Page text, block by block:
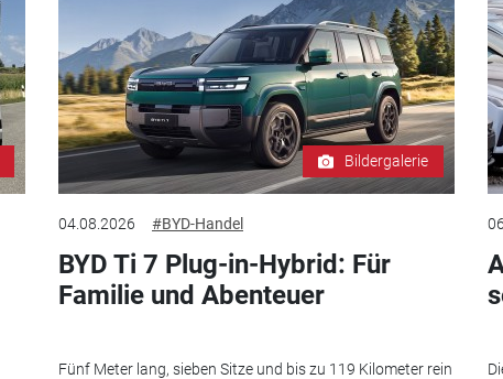
Bildergalerie
04.08.2026 #BYD-Handel
BYD Ti 7 Plug-in-Hybrid: Für
Familie und Abenteuer
Fünf Meter lang, sieben Sitze und bis zu 119 Kilometer rein